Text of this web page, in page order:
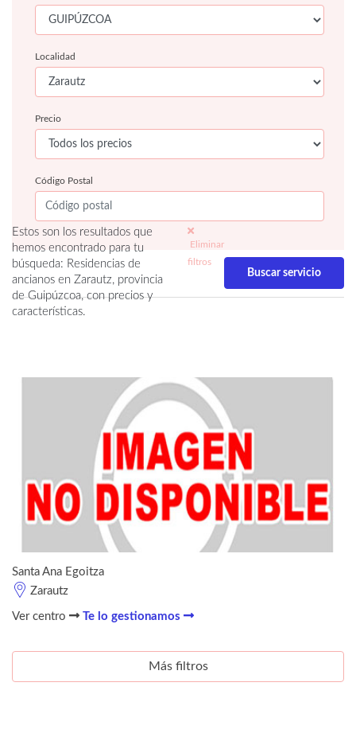
Localidad
Precio
Código Postal
Estos son los resultados que
hemos encontrado para tu
búsqueda: Residencias de
ancianos en Zarautz, provincia
de Guipúzcoa, con precios y
características.
Eliminar
filtros
Santa Ana Egoitza
Zarautz
Ver centro Te lo gestionamos
Más filtros